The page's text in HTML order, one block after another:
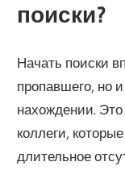
поиски?
Начать поиски
пропавшего, но
нахождении.
коллеги,
длительное